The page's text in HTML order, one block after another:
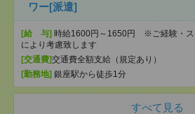
ワー[派遣]
[給 与] 時給1600円～1650円 ※ご経験・ス
により考慮致します
[交通費]交通費全額支給（規定あり）
[勤務地] 銀座駅から徒歩1分
すべて見る